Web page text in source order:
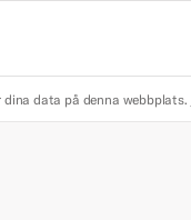
data på denna webbplats.